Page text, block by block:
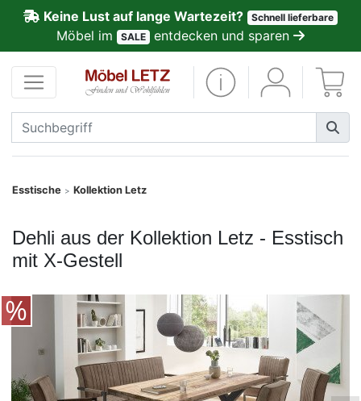
Keine Lust auf lange Wartezeit? Schnell lieferbare
Möbel im SALE entdecken und sparen
Esstische > Kollektion Letz
Dehli aus der Kollektion Letz - Esstisch
mit X-Gestell
Kundenmeinungen
Anmelden
PREMIUM
Schnell
SALE
Polsterplaner
Möbel-
Konfigurator